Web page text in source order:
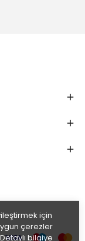
için
çerezler
bilgiye